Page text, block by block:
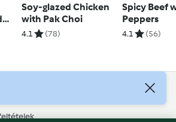
Soy-glazed Chicken
with Pak Choi
4.1 (78)
Spicy Beef
Peppers
4.1 (56)